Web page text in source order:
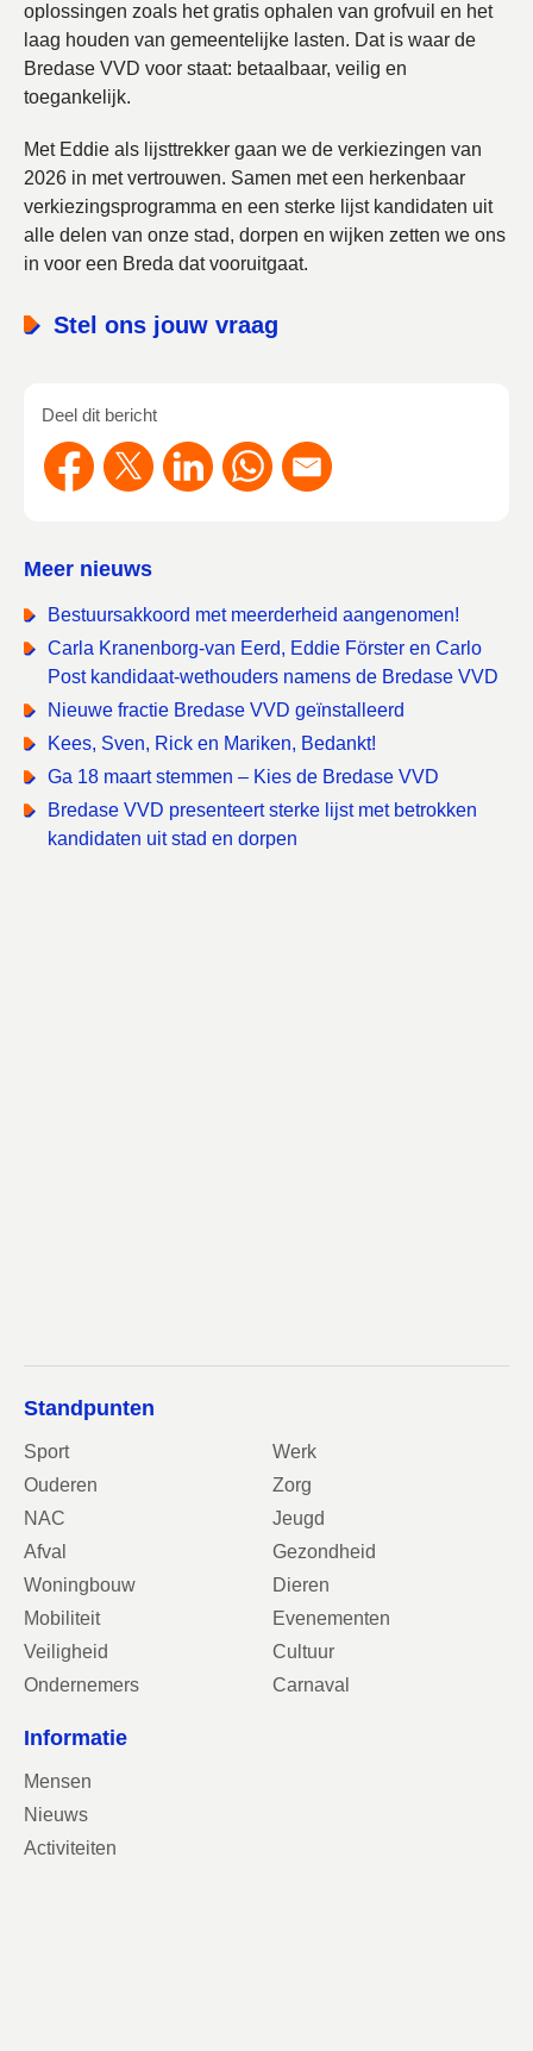
oplossingen zoals het gratis ophalen van grofvuil en het
laag houden van gemeentelijke lasten. Dat is waar de
Bredase VVD voor staat: betaalbaar, veilig en
toegankelijk.
Met Eddie als lijsttrekker gaan we de verkiezingen van
2026 in met vertrouwen. Samen met een herkenbaar
verkiezingsprogramma en een sterke lijst kandidaten uit
alle delen van onze stad, dorpen en wijken zetten we ons
in voor een Breda dat vooruitgaat.
Stel ons jouw vraag
Deel dit bericht
Meer nieuws
Bestuursakkoord met meerderheid aangenomen!
Carla Kranenborg-van Eerd, Eddie Förster en Carlo
Post kandidaat-wethouders namens de Bredase VVD
Nieuwe fractie Bredase VVD geïnstalleerd
Kees, Sven, Rick en Mariken, Bedankt!
Ga 18 maart stemmen – Kies de Bredase VVD
Bredase VVD presenteert sterke lijst met betrokken
kandidaten uit stad en dorpen
Standpunten
Sport
Ouderen
NAC
Afval
Woningbouw
Mobiliteit
Veiligheid
Ondernemers
Werk
Zorg
Jeugd
Gezondheid
Dieren
Evenementen
Cultuur
Carnaval
Informatie
Mensen
Nieuws
Activiteiten